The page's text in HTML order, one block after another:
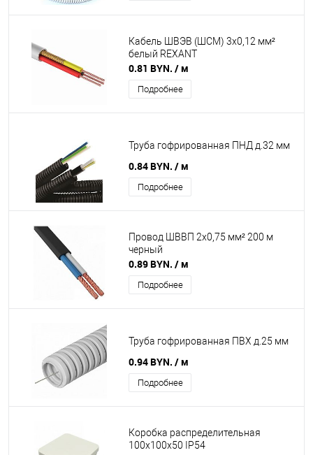
Кабель ШВЭВ (ШСМ) 3x0,12 мм²
белый REXANT
0.81 BYN. / м
Подробнее
Труба гофрированная ПНД д.32 мм
0.84 BYN. / м
Подробнее
Провод ШВВП 2х0,75 мм² 200 м
черный
0.89 BYN. / м
Подробнее
Труба гофрированная ПВХ д.25 мм
0.94 BYN. / м
Подробнее
Коробка распределительная
100х100х50 IP54